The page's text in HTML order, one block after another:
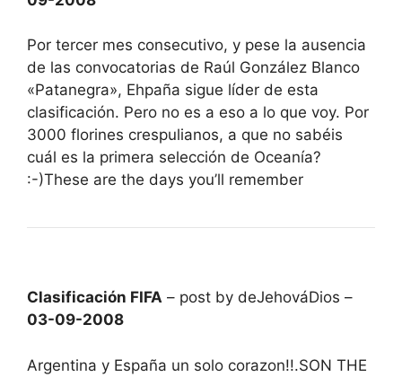
Por tercer mes consecutivo, y pese la ausencia
de las convocatorias de Raúl González Blanco
«Patanegra», Ehpaña sigue líder de esta
clasificación. Pero no es a eso a lo que voy. Por
3000 florines crespulianos, a que no sabéis
cuál es la primera selección de Oceanía?
:-)These are the days you’ll remember
Clasificación FIFA – post by deJehováDios –
03-09-2008
Argentina y España un solo corazon!!.SON THE